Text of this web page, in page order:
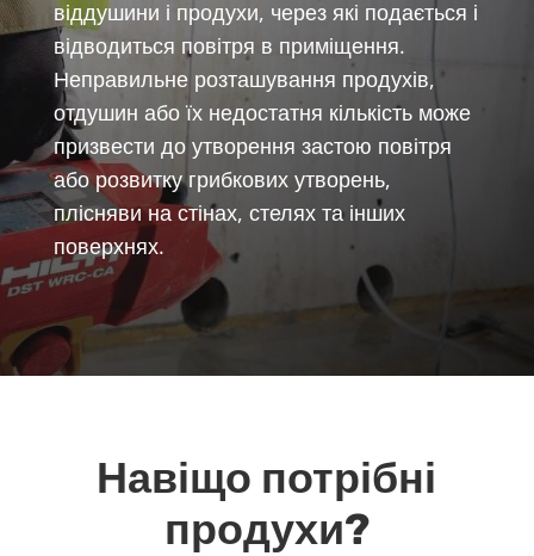
віддушини і продухи, через які подається і
відводиться повітря в приміщення.
Неправильне розташування продухів,
отдушин або їх недостатня кількість може
призвести до утворення застою повітря
або розвитку грибкових утворень,
плісняви на стінах, стелях та інших
поверхнях.
Навіщо потрібні
продухи?